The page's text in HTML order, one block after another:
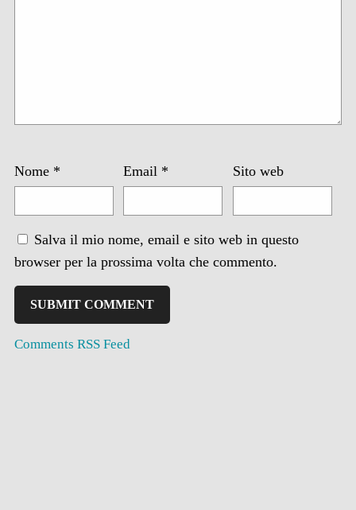
Nome * Email * Sito web
Salva il mio nome, email e sito web in questo
browser per la prossima volta che commento.
Comments RSS Feed